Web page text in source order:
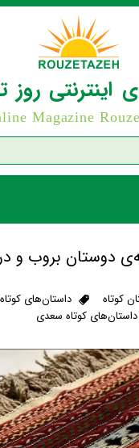
اینترنتی روز
Magazine
دوستان بروب و
کوتاه داستان‌های
داستان‌های کوتاه سعدی